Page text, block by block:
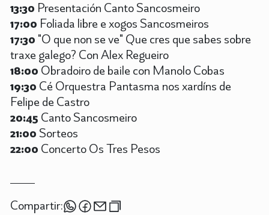
13:30 Presentación Canto Sancosmeiro
17:00 Foliada libre e xogos Sancosmeiros
17:30 "O que non se ve" Que cres que sabes sobre
traxe galego? Con Alex Regueiro
18:00 Obradoiro de baile con Manolo Cobas
19:30 Cé Orquestra Pantasma nos xardíns de
Felipe de Castro
20:45 Canto Sancosmeiro
21:00Sorteos
22:00 Concerto Os Tres Pesos
Compartir: